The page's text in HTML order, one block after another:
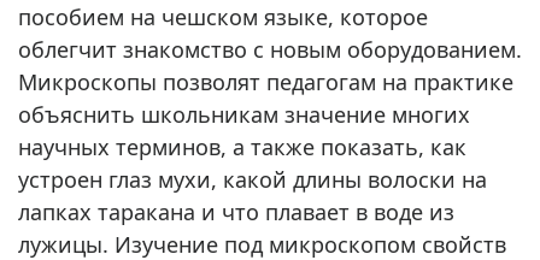
пособием на чешском языке, которое
облегчит знакомство с новым оборудованием.
Микроскопы позволят педагогам на практике
объяснить школьникам значение многих
научных терминов, а также показать, как
устроен глаз мухи, какой длины волоски на
лапках таракана и что плавает в воде из
лужицы. Изучение под микроскопом свойств